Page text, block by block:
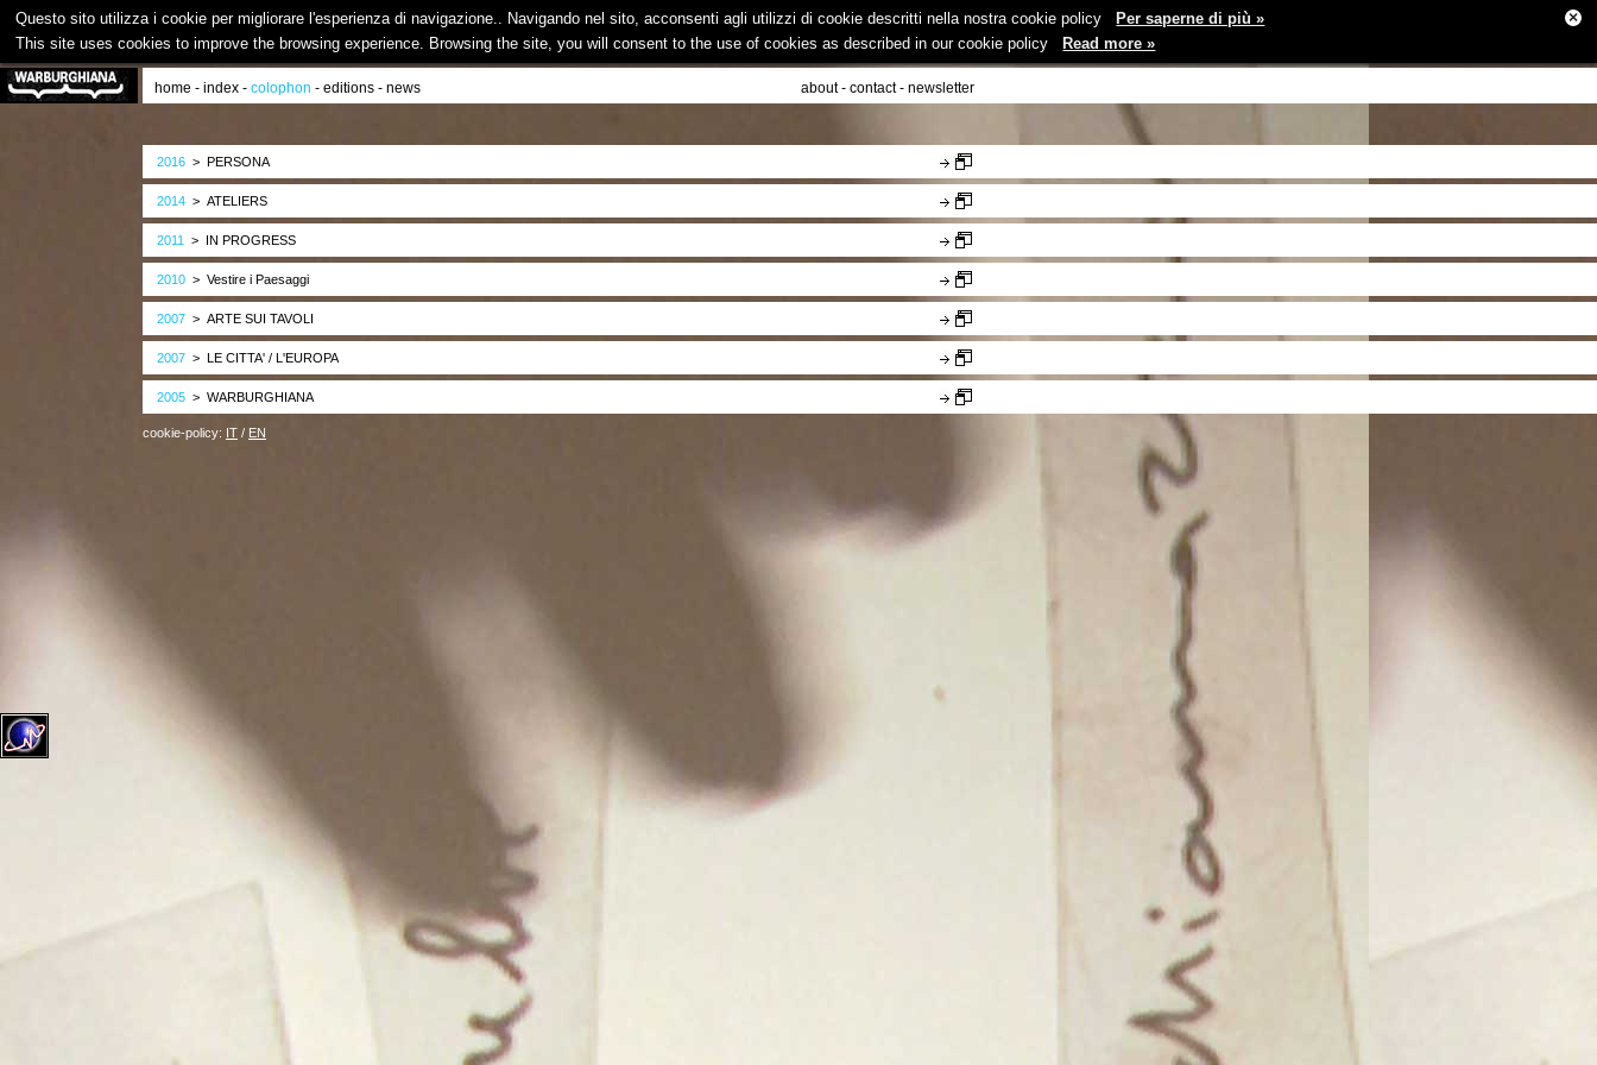
Questo sito utilizza i cookie per migliorare l'esperienza di navigazione.. Navigando nel sito, acconsenti agli utilizzi di cookie descritti nella nostra cookie policy
Per saperne di più »
This site uses cookies to improve the browsing experience. Browsing the site, you will consent to the use of cookies as described in our cookie policy
Read more »
×
home - index - colophon - editions - news about- contact- newsletter
2016 > PERSONA
2014 > ATELIERS
2011 > IN PROGRESS
2010 > Vestire i Paesaggi
2007 > ARTE SUI TAVOLI
2007 > LE CITTA' / L'EUROPA
2005 > WARBURGHIANA
cookie-policy: IT / EN